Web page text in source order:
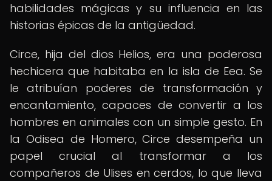
habilidades mágicas y su influencia en las
historias épicas de la antigüedad.
Circe, hija del dios Helios, era una poderosa
hechicera que habitaba en la isla de Eea. Se
le atribuían poderes de transformación y
encantamiento, capaces de convertir a los
hombres en animales con un simple gesto. En
la Odisea de Homero, Circe desempeña un
papel crucial al transformar a los
compañeros de Ulises en cerdos, lo que lleva